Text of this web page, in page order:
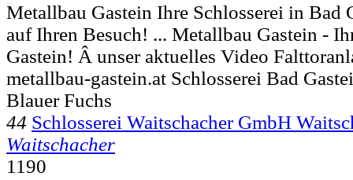
Metallbau Gastein Ihre Schlosserei in Bad
auf Ihren Besuch! ... Metallbau Gastein -
Gastein! Â unser aktuelles Video
metallbau-gastein.at Schlosserei Bad
Blauer Fuchs
44 Schlosserei Waitschacher GmbH
Waitschacher
1190